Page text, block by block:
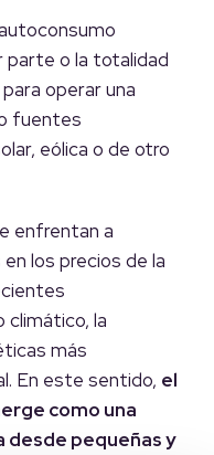
parte o la totalidad
operar una
fuentes
eólica o de otro
enfrentan a
los precios de la
climático, la
más
En este sentido, el
como una
desde pequeñas y